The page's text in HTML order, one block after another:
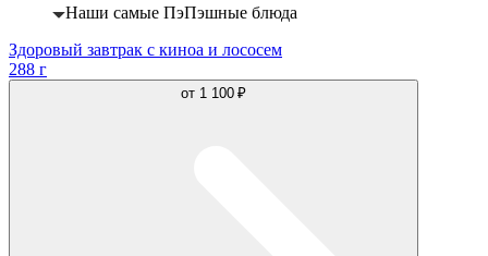
Наши самые ПэПэшные блюда
Здоровый завтрак с киноа и лососем
288 г
от 1 100 ₽